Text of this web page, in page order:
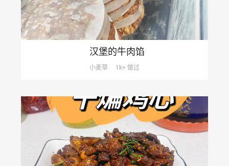
汉堡的牛肉馅
小麦草 1k+ 做过